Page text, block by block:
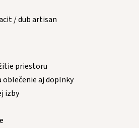
/ dub artisan
priestoru
aj doplnky
izby